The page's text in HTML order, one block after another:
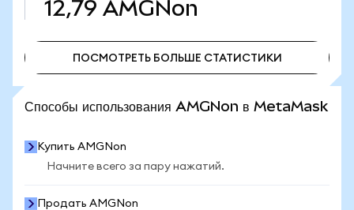
12,79 AMGNon
ПОСМОТРЕТЬ БОЛЬШЕ СТАТИСТИКИ
Способы использования AMGNon в MetaMask
Купить AMGNon
Начните всего за пару нажатий.
Продать AMGNon